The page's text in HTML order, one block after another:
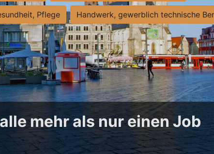
Pflege Handwerk, gewerblich technische
mehr als nur einen Job